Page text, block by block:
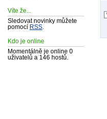
Víte že...
Sledovat novinky můžete
pomocí RSS
Kdo je online
Momentálně je online 0
uživatelů a 146 hostů.